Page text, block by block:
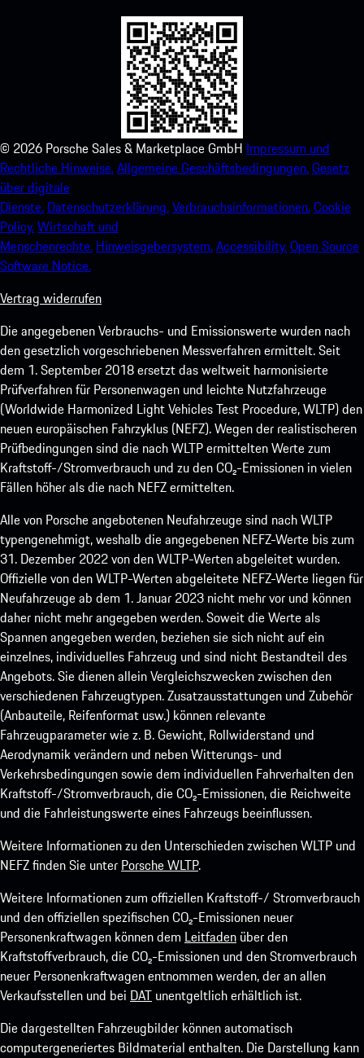
© 2026 Porsche Sales & Marketplace GmbH Impressum und
Rechtliche Hinweise.Allgemeine Geschäftsbedingungen.Gesetz
über digitale
Dienste. Datenschutzerklärung.Verbrauchsinformationen.Cookie
Policy.Wirtschaft und
Menschenrechte. Hinweisgebersystem.Accessibility.Open Source
Software Notice.
Vertrag widerrufen
Die angegebenen Verbrauchs- und Emissionswerte wurden nach
den gesetzlich vorgeschriebenen Messverfahren ermittelt. Seit
dem 1. September 2018 ersetzt das weltweit harmonisierte
Prüfverfahren für Personenwagen und leichte Nutzfahrzeuge
(Worldwide Harmonized Light Vehicles Test Procedure, WLTP) den
neuen europäischen Fahrzyklus (NEFZ). Wegen der realistischeren
Prüfbedingungen sind die nach WLTP ermittelten Werte zum
Kraftstoff-/Stromverbrauch und zu den CO₂-Emissionen in vielen
Fällen höher als die nach NEFZ ermittelten.
Alle von Porsche angebotenen Neufahrzeuge sind nach WLTP
typengenehmigt, weshalb die angegebenen NEFZ-Werte bis zum
31. Dezember 2022 von den WLTP-Werten abgeleitet wurden.
Offizielle von den WLTP-Werten abgeleitete NEFZ-Werte liegen für
Neufahrzeuge ab dem 1. Januar 2023 nicht mehr vor und können
daher nicht mehr angegeben werden. Soweit die Werte als
Spannen angegeben werden, beziehen sie sich nicht auf ein
einzelnes, individuelles Fahrzeug und sind nicht Bestandteil des
Angebots. Sie dienen allein Vergleichszwecken zwischen den
verschiedenen Fahrzeugtypen. Zusatzausstattungen und Zubehör
(Anbauteile, Reifenformat usw.) können relevante
Fahrzeugparameter wie z. B. Gewicht, Rollwiderstand und
Aerodynamik verändern und neben Witterungs- und
Verkehrsbedingungen sowie dem individuellen Fahrverhalten den
Kraftstoff-/Stromverbrauch, die CO₂-Emissionen, die Reichweite
und die Fahrleistungswerte eines Fahrzeugs beeinflussen.
Weitere Informationen zu den Unterschieden zwischen WLTP und
NEFZ finden Sie unter Porsche WLTP.
Weitere Informationen zum offiziellen Kraftstoff-/ Stromverbrauch
und den offiziellen spezifischen CO₂-Emissionen neuer
Personenkraftwagen können dem Leitfaden über den
Kraftstoffverbrauch, die CO₂-Emissionen und den Stromverbrauch
neuer Personenkraftwagen entnommen werden, der an allen
Verkaufsstellen und bei DAT unentgeltlich erhältlich ist.
Die dargestellten Fahrzeugbilder können automatisch
computergeneriertes Bildmaterial enthalten. Die Darstellung kann